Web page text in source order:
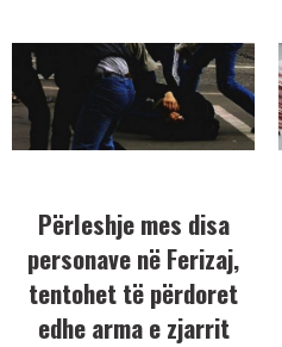
Përleshje mes disa
personave në Ferizaj,
tentohet të përdoret
edhe arma e zjarrit